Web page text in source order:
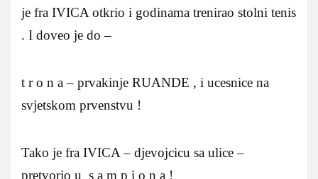
je fra IVICA otkrio i godinama trenirao stolni tenis
. I doveo je do –
t r o n a – prvakinje RUANDE , i ucesnice na
svjetskom prvenstvu !
Tako je fra IVICA – djevojcicu sa ulice –
pretvorio u s a m p i o n a !